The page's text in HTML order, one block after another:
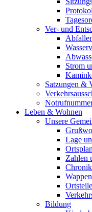
Ver- und
Strom
Satzungen &
Leben & Wohnen
Unsere
Lage
Ortsplan
Zahlen
Chronik
Wappen
Ortsteile
Bildung